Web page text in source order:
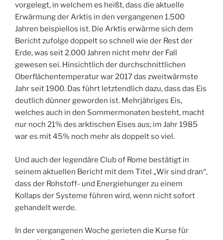
vorgelegt, in welchem es heißt, dass die aktuelle
Erwärmung der Arktis in den vergangenen 1.500
Jahren beispiellos ist. Die Arktis erwärme sich dem
Bericht zufolge doppelt so schnell wie der Rest der
Erde, was seit 2.000 Jahren nicht mehr der Fall
gewesen sei. Hinsichtlich der durchschnittlichen
Oberflächentemperatur war 2017 das zweitwärmste
Jahr seit 1900. Das führt letztendlich dazu, dass das Eis
deutlich dünner geworden ist. Mehrjähriges Eis,
welches auch in den Sommermonaten besteht, macht
nur noch 21% des arktischen Eises aus; im Jahr 1985
war es mit 45% noch mehr als doppelt so viel.
Und auch der legendäre Club of Rome bestätigt in
seinem aktuellen Bericht mit dem Titel „Wir sind dran“,
dass der Rohstoff- und Energiehunger zu einem
Kollaps der Systeme führen wird, wenn nicht sofort
gehandelt werde.
In der vergangenen Woche gerieten die Kurse für